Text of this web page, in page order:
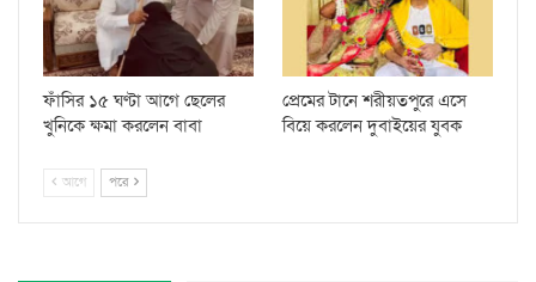
ফাঁসির ১৫ ঘণ্টা আগে ছেলের
খুনিকে ক্ষমা করলেন বাবা
প্রেমের টানে শরীয়তপুরে এসে
বিয়ে করলেন দুবাইয়ের যুবক
আগে পরে